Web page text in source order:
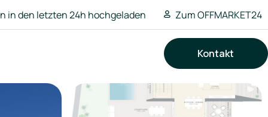
in den letzten 24h hochgeladen Zum OFFMARKET24
Kontakt